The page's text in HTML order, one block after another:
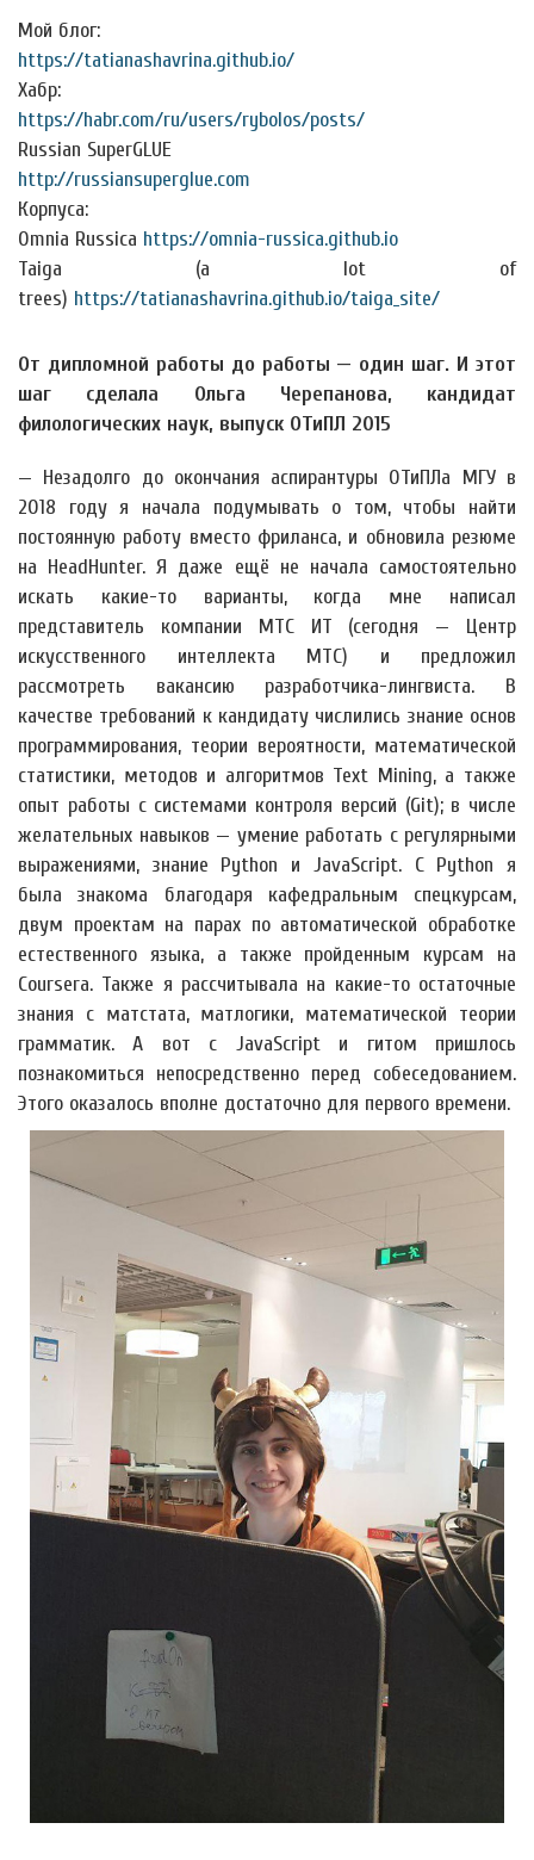
Мой блог:
https://tatianashavrina.github.io/
Хабр:
https://habr.com/ru/users/rybolos/posts/
Russian SuperGLUE
http://russiansuperglue.com
Корпуса:
Omnia Russica https://omnia-russica.github.io
Taiga (a lot of
trees) https://tatianashavrina.github.io/taiga_site/
От дипломной работы до работы — один шаг. И этот
шаг сделала Ольга Черепанова, кандидат
филологических наук, выпуск ОТиПЛ 2015
— Незадолго до окончания аспирантуры ОТиПЛа МГУ в
2018 году я начала подумывать о том, чтобы найти
постоянную работу вместо фриланса, и обновила резюме
на HeadHunter. Я даже ещё не начала самостоятельно
искать какие-то варианты, когда мне написал
представитель компании МТС ИТ (сегодня — Центр
искусственного интеллекта МТС) и предложил
рассмотреть вакансию разработчика-лингвиста. В
качестве требований к кандидату числились знание основ
программирования, теории вероятности, математической
статистики, методов и алгоритмов Text Mining, а также
опыт работы с системами контроля версий (Git); в числе
желательных навыков — умение работать с регулярными
выражениями, знание Python и JavaScript. С Python я
была знакома благодаря кафедральным спецкурсам,
двум проектам на парах по автоматической обработке
естественного языка, а также пройденным курсам на
Courserа. Также я рассчитывала на какие-то остаточные
знания с матстата, матлогики, математической теории
грамматик. А вот с JavaScript и гитом пришлось
познакомиться непосредственно перед собеседованием.
Этого оказалось вполне достаточно для первого времени.